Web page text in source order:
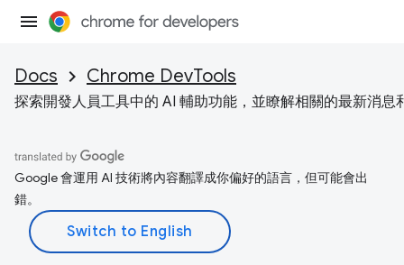
Docs Chrome DevTools
探索開發人員工具中的 AI 輔助功能，並瞭解相關的最新消息
Google 會運用 AI 技術將內容翻譯成你偏好的語言，但可能會出
錯。